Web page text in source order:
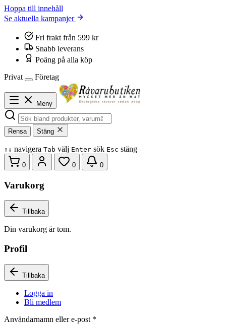
Hoppa till innehåll
Se aktuella kampanjer
Fri frakt från 599 kr
Snabb leverans
Poäng på alla köp
Privat
Företag
Meny
Rensa Stäng
↑ ↓ navigera Tab välj Enter sök Esc stäng
0 0 0
Varukorg
Tillbaka
Din varukorg är tom.
Profil
Tillbaka
Logga in
Bli medlem
Användarnamn eller e-post *